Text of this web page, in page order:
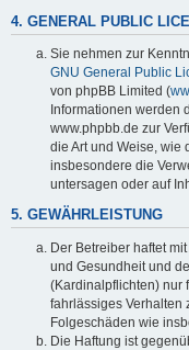
4. GENERAL PUBLIC
Sie nehmen zur
GNU General Public
von phpBB Limited (
Informationen werden
www.phpbb.de zur
die Art und Weise, wie
insbesondere die
untersagen oder auf
5. GEWÄHRLEISTUNG
Der Betreiber haftet
und Gesundheit und
(Kardinalpflichten) nur
fahrlässiges Verhalten
Folgeschäden wie
Die Haftung ist